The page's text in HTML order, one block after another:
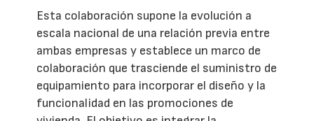
Esta colaboración supone la evolución a
escala nacional de una relación previa entre
ambas empresas y establece un marco de
colaboración que trasciende el suministro de
equipamiento para incorporar el diseño y la
funcionalidad en las promociones de